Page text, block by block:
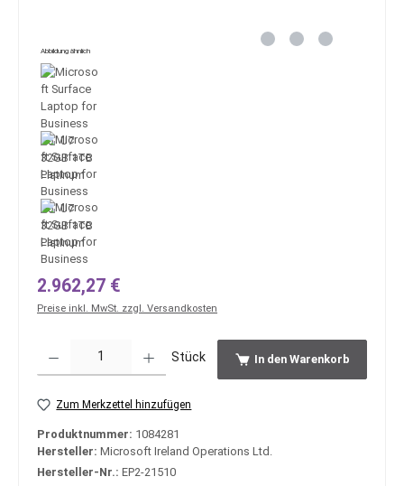
Abbildung ähnlich
Regulärer Preis:
2.962,27 €
Preise inkl. MwSt. zzgl. Versandkosten
Stück In den Warenkorb
Zum Merkzettel hinzufügen
Produktnummer: 1084281
Hersteller: Microsoft Ireland Operations Ltd.
Hersteller-Nr.: EP2-21510